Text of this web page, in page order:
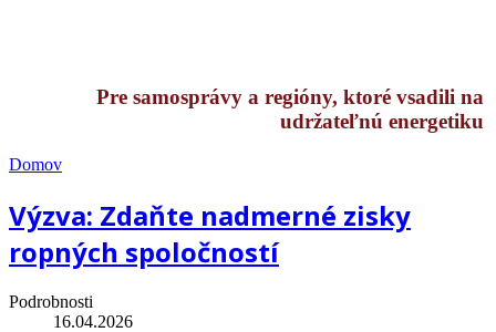
Pre samosprávy a regióny, ktoré vsadili na
udržateľnú energetiku
Domov
Výzva: Zdaňte nadmerné zisky
ropných spoločností
Podrobnosti
16.04.2026